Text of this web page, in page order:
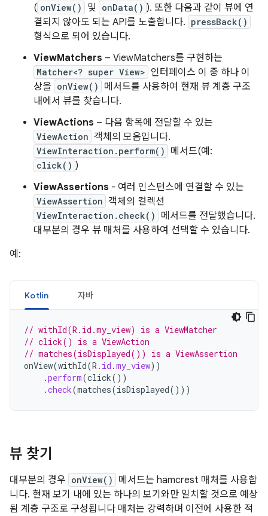
( onView() 및 onData() ). 또한 다음과 같이 뷰에 연
결되지 않아도 되는 API를 노출합니다. pressBack()
형식으로 되어 있습니다.
ViewMatchers – ViewMatchers를 구현하는
Matcher<? super View> 인터페이스 이 중 하나 이
상을 onView()
메서드를 사용하여 현재 뷰 계층 구조
내에서 뷰를 찾습니다.
ViewActions – 다음 항목에 전달할 수 있는
ViewAction 객체의 모음입니다.
ViewInteraction.perform() 메서드(예:
click() )
ViewAssertions - 여러 인스턴스에 연결할 수 있는
ViewAssertion 객체의 컬렉션
ViewInteraction.check()
메서드를 전달했습니다.
대부분의 경우 뷰 매처를 사용하여 선택할 수 있습니다.
예:
Kotlin 자바
// withId(R.id.my_view) is a ViewMatcher
// click() is a ViewAction
// matches(isDisplayed()) is a ViewAssertion
onView(withId(R . id .my_view))
.perform(click())
.check(matches(isDisplayed()))
뷰 찾기
대부분의 경우 onView()
메서드는 hamcrest 매처를 사용합
니다. 현재 보기 내에 있는 하나의 보기와만 일치할 것으로 예상
됨 계층 구조로 구성됩니다 매처는 강력하며 이전에 사용한 적